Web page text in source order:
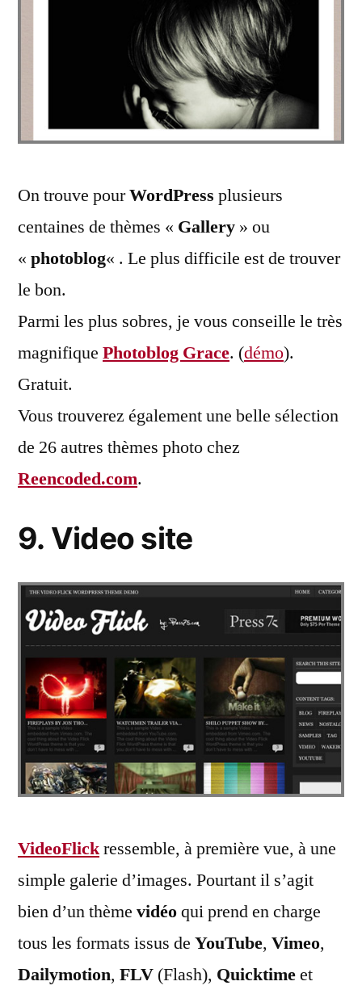
On trouve pourWordPress plusieurs
centaines de thèmes « Gallery » ou
« photoblog« . Le plus difficile est de trouver
le bon.
Parmi les plus sobres, je vous conseille le très
magnifique Photoblog Grace. (démo).
Gratuit.
Vous trouverez également une belle sélection
de 26 autres thèmes photo chez
Reencoded.com.
9. Video site
VideoFlickressemble, à première vue, à une
simple galerie d’images. Pourtant il s’agit
bien d’un thème vidéoqui prend en charge
tous les formats issus de YouTube, Vimeo,
Dailymotion, FLV (Flash), Quicktimeet